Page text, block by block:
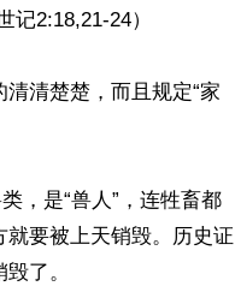
2:18,21-24）
清楚楚，而且规定“家
，是“兽人”，连牲畜都
要被上天销毁。历史证
了。